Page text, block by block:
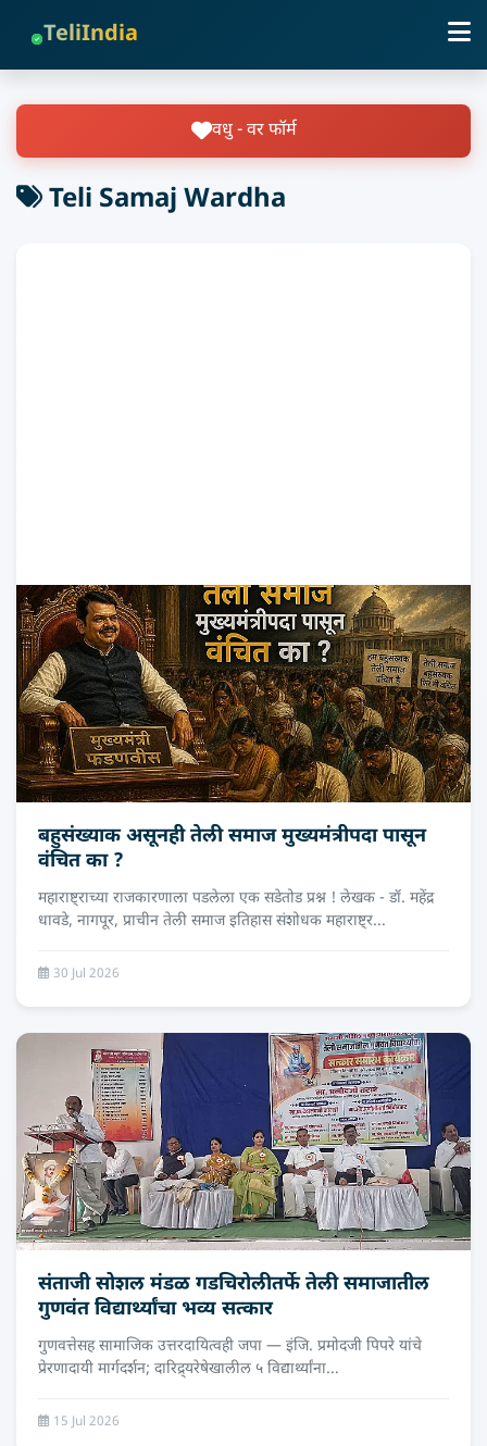
TeliIndia
वधु - वर फॉर्म
Teli Samaj Wardha
बहुसंख्याक असूनही तेली समाज मुख्यमंत्रीपदा पासून
वंचित का ?
महाराष्ट्राच्या राजकारणाला पडलेला एक सडेतोड प्रश्न ! लेखक - डॉ. महेंद्र
धावडे, नागपूर, प्राचीन तेली समाज इतिहास संशोधक महाराष्ट्र...
30 Jul 2026
संताजी सोशल मंडळ गडचिरोलीतर्फे तेली समाजातील
गुणवंत विद्यार्थ्यांचा भव्य सत्कार
गुणवत्तेसह सामाजिक उत्तरदायित्वही जपा — इंजि. प्रमोदजी पिपरे यांचे
प्रेरणादायी मार्गदर्शन; दारिद्र्यरेषेखालील ५ विद्यार्थ्यांना...
15 Jul 2026